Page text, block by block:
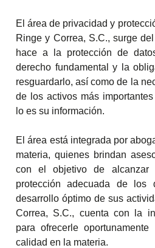
El área de privacidad y
Ringe y Correa, S.C., surge
hace a la protección de
derecho fundamental y la
resguardarlo, así como de la
de los activos más
lo es su información.
El área está integrada por
materia, quienes brindan
con el objetivo de alcanzar
protección adecuada de los
desarrollo óptimo de sus
Correa, S.C., cuenta con la
para ofrecerle
calidad en la materia.